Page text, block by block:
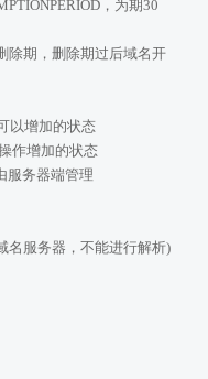
，为期30
除期，删除期过后域名开
以增加的状态
作增加的状态
服务器端管理
名服务器，不能进行解析)